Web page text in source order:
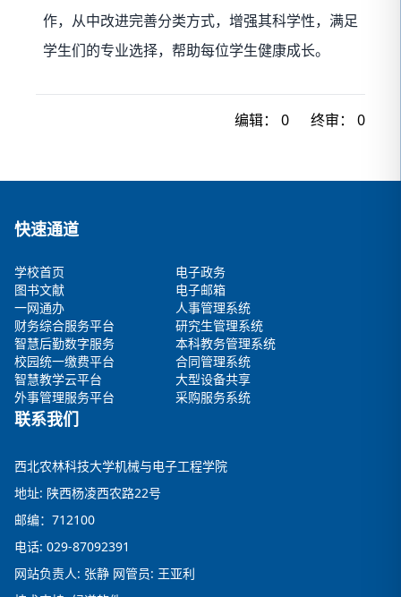
作，从中改进完善分类方式，增强其科学性，满足
学生们的专业选择，帮助每位学生健康成长。
编辑： 0 终审： 0
快速通道
学校首页
电子政务
图书文献
电子邮箱
一网通办
人事管理系统
财务综合服务平台
研究生管理系统
智慧后勤数字服务
本科教务管理系统
校园统一缴费平台
合同管理系统
智慧教学云平台
大型设备共享
外事管理服务平台
采购服务系统
联系我们
西北农林科技大学机械与电子工程学院
地址: 陕西杨凌西农路22号
邮编：712100
电话: 029-87092391
网站负责人: 张静 网管员: 王亚利